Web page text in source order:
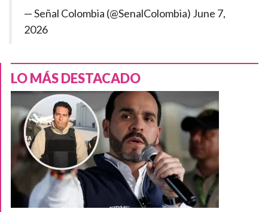
— Señal Colombia (@SenalColombia) June 7,
2026
LO MÁS DESTACADO